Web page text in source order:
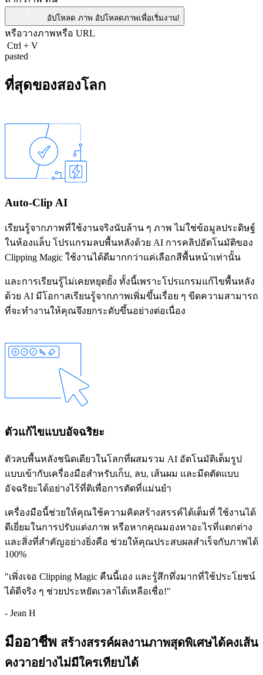
อัปโหลด ภาพ อัปโหลดภาพเพื่อเริ่มงาน!
หรือวางภาพหรือ URL
Ctrl + V
pasted
ที่สุดของสองโลก
Auto-Clip AI
เรียนรู้จากภาพที่ใช้งานจริงนับล้าน ๆ ภาพ ไม่ใช่ข้อมูลประดิษฐ์
ในห้องแล็บ โปรแกรมลบพื้นหลังด้วย AI การคลิปอัตโนมัติของ
Clipping Magic ใช้งานได้ดีมากกว่าแค่เลือกสีพื้นหน้าเท่านั้น
และการเรียนรู้ไม่เคยหยุดยั้ง ทั้งนี้เพราะโปรแกรมแก้ไขพื้นหลัง
ด้วย AI มีโอกาสเรียนรู้จากภาพเพิ่มขึ้นเรื่อย ๆ ขีดความสามารถ
ที่จะทำงานให้คุณจึงยกระดับขึ้นอย่างต่อเนื่อง
ตัวแก้ไขแบบอัจฉริยะ
ตัวลบพื้นหลังชนิดเดียวในโลกที่ผสมรวม AI อัตโนมัติเต็มรูป
แบบเข้ากับเครื่องมือสำหรับเก็บ, ลบ, เส้นผม และมีดตัดแบบ
อัจฉริยะได้อย่างไร้ที่ติเพื่อการตัดที่แม่นยำ
เครื่องมือนี้ช่วยให้คุณใช้ความคิดสร้างสรรค์ได้เต็มที่ ใช้งานได้
ดีเยี่ยมในการปรับแต่งภาพ หรือหากคุณมองหาอะไรที่แตกต่าง
และสิ่งที่สำคัญอย่างยิ่งคือ ช่วยให้คุณประสบผลสำเร็จกับภาพได้
100%
"เพิ่งเจอ Clipping Magic คืนนี้เอง และรู้สึกทึ่งมากที่ใช้ประโยชน์
ได้ดีจริง ๆ ช่วยประหยัดเวลาได้เหลือเชื่อ!"
- Jean H
มืออาชีพ สร้างสรรค์ผลงานภาพสุดพิเศษได้คงเส้น
คงวาอย่างไม่มีใครเทียบได้